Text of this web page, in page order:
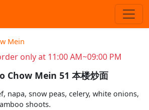
Mein
only at 11:00 AM~09:00 PM
Chow Mein 51 本楼炒面
napa, snow peas, celery, white onions,
shoots.